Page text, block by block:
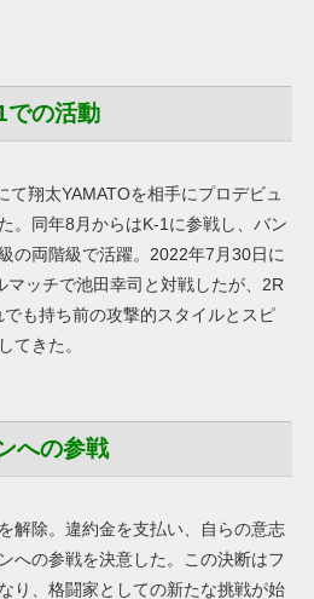
での活動
翔太YAMATOを相手にプロデビュ
。同年8月からはK-1に参戦し、バン
の両階級で活躍。2022年7月30日に
マッチで池田幸司と対戦したが、2R
も持ち前の攻撃的スタイルとスピ
てきた。
への参戦
解除。違約金を支払い、自らの意志
への参戦を決意した。この決断はフ
り、格闘家としての新たな挑戦が始